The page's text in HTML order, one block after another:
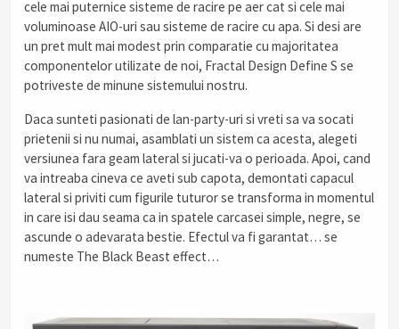
cele mai puternice sisteme de racire pe aer cat si cele mai
voluminoase AIO-uri sau sisteme de racire cu apa. Si desi are
un pret mult mai modest prin comparatie cu majoritatea
componentelor utilizate de noi, Fractal Design Define S se
potriveste de minune sistemului nostru.
Daca sunteti pasionati de lan-party-uri si vreti sa va socati
prietenii si nu numai, asamblati un sistem ca acesta, alegeti
versiunea fara geam lateral si jucati-va o perioada. Apoi, cand
va intreaba cineva ce aveti sub capota, demontati capacul
lateral si priviti cum figurile tuturor se transforma in momentul
in care isi dau seama ca in spatele carcasei simple, negre, se
ascunde o adevarata bestie. Efectul va fi garantat… se
numeste The Black Beast effect…